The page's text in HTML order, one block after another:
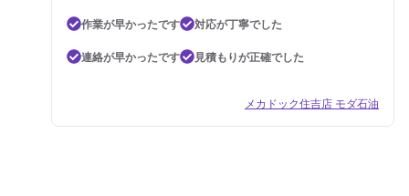
作業が早かったです
対応が丁寧でした
連絡が早かったです
見積もりが正確でした
メカドック住吉店 モダ石油